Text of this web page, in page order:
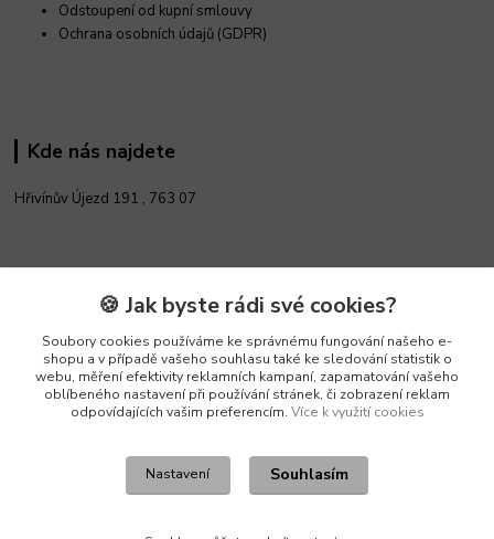
Odstoupení od kupní smlouvy
Ochrana osobních údajů (GDPR)
Kde nás najdete
Hřivínův Újezd 191 , 763 07
Kontakty
Vedoucí e-shopu
+420 602 552 766
(Po-Pá, 6:30-15 hod.)
🍪 Jak byste rádi své cookies?
Soubory cookies používáme ke správnému fungování našeho e-
shopu a v případě vašeho souhlasu také ke sledování statistik o
webu, měření efektivity reklamních kampaní, zapamatování vašeho
oblíbeného nastavení při používání stránek, či zobrazení reklam
odpovídajících vašim preferencím. Více k využití cookies
Nastavení Souhlasím